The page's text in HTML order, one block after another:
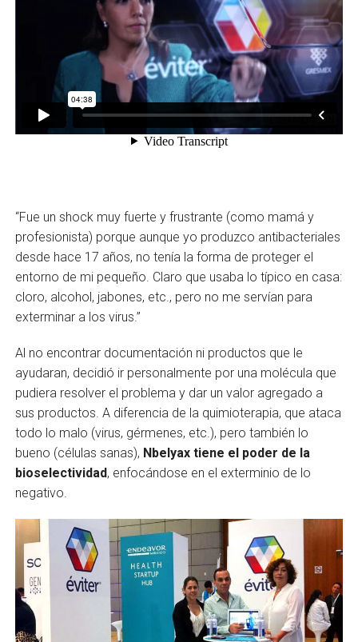
“Fue un shock muy fuerte y frustrante (como mamá y
profesionista) porque aunque yo produzco antibacteriales
desde hace 17 años, no tenía la forma de proteger el
entorno de mi pequeño. Claro que usaba lo típico en casa:
cloro, alcohol, jabones, etc., pero no me servían para
exterminar a los virus.”
Al no encontrar documentación ni productos que le
ayudaran, decidió ir personalmente por una molécula que
pudiera resolver el problema y dar un valor agregado a
sus productos. A diferencia de la quimioterapia, que ataca
todo lo malo (virus, gérmenes, etc.), pero también lo
bueno (células sanas), Nbelyax tiene el poder de la
bioselectividad, enfocándose en el exterminio de lo
negativo.